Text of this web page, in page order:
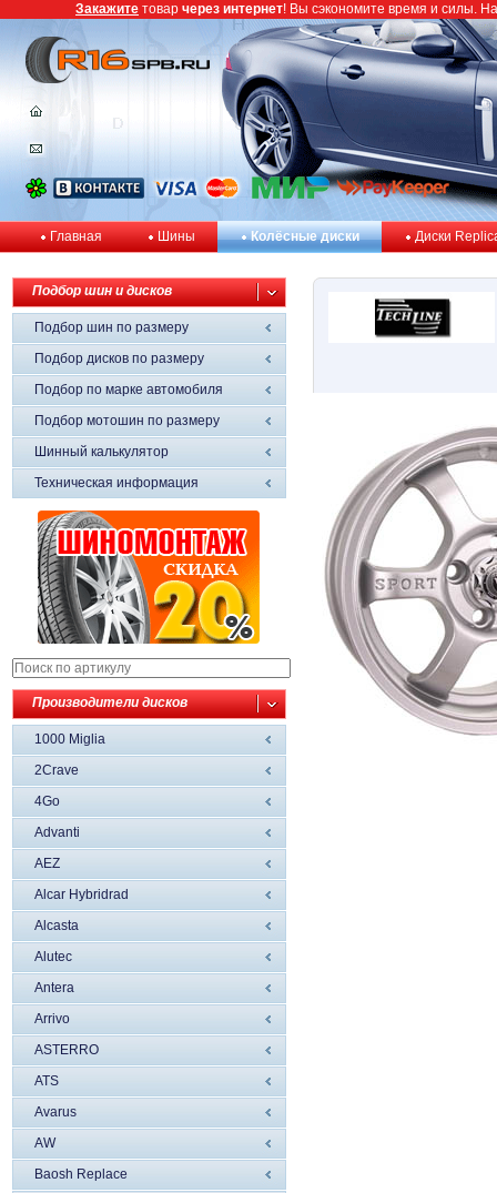
Главная Шины Колёсные диски Диски
Подбор шин и дисков
Подбор шин по размеру
Подбор дисков по размеру
Подбор по марке автомобиля
Подбор мотошин по размеру
Шинный калькулятор
Техническая информация
Производители дисков
1000 Miglia
2Crave
4Go
Advanti
AEZ
Alcar Hybridrad
Alcasta
Alutec
Antera
Arrivo
ASTERRO
ATS
Avarus
AW
Baosh Replace
Закажите товар через интернет! Вы сэкономите время и силы.